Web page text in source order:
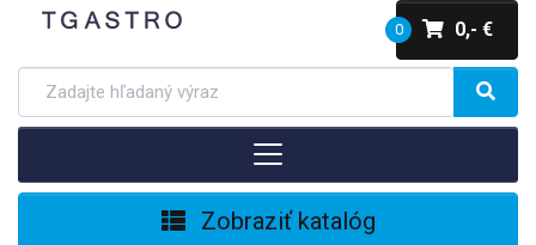
0 0,- €
Zobraziť katalóg